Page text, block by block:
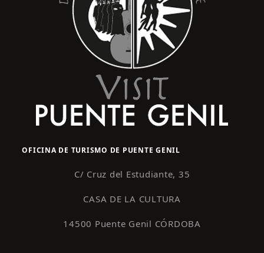
OFICINA DE TURISMO DE PUENTE GENIL
C/ Cruz del Estudiante, 35
CASA DE LA CULTURA
14500 Puente Genil CÓRDOBA